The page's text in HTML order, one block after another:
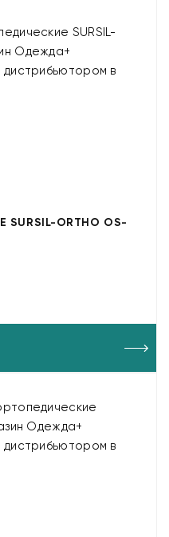
ORTHO OS-